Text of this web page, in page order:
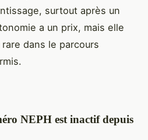
surtout après un
a un prix, mais elle
dans le parcours
NEPH est inactif depuis